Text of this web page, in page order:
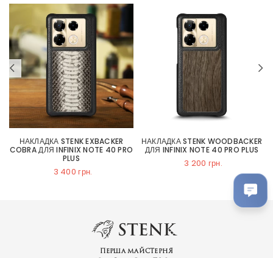
НАКЛАДКА STENK EXBACKER
COBRA ДЛЯ INFINIX NOTE 40 PRO
PLUS
3 400 грн.
НАКЛАДКА STENK WOODBACKER
ДЛЯ INFINIX NOTE 40 PRO PLUS
3 200 грн.
Перша майстерня